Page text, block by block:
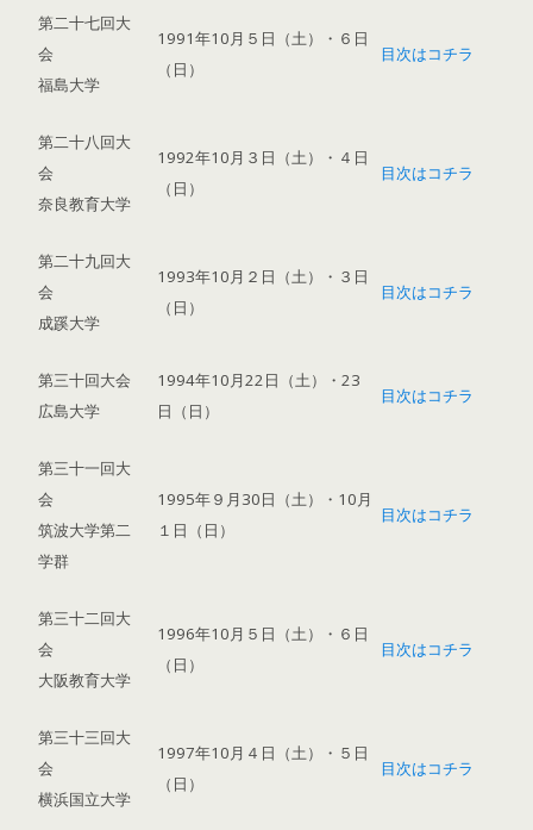
第二十七回大
会
福島大学
1991年10月５日（土）・６日
（日）
目次はコチラ
第二十八回大
会
奈良教育大学
1992年10月３日（土）・４日
（日）
目次はコチラ
第二十九回大
会
成蹊大学
1993年10月２日（土）・３日
（日）
目次はコチラ
第三十回大会
広島大学
1994年10月22日（土）・23
日（日）
目次はコチラ
第三十一回大
会
筑波大学第二
学群
1995年９月30日（土）・10月
１日（日）
目次はコチラ
第三十二回大
会
大阪教育大学
1996年10月５日（土）・６日
（日）
目次はコチラ
第三十三回大
会
横浜国立大学
1997年10月４日（土）・５日
（日）
目次はコチラ